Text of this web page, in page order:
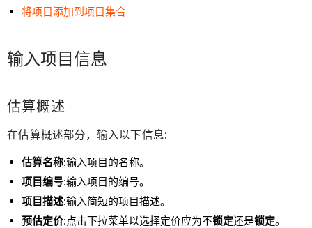
将项目添加到项目集合
输入项目信息
估算概述
在估算概述部分，输入以下信息:
估算名称:输入项目的名称。
项目编号:输入项目的编号。
项目描述:输入简短的项目描述。
预估定价:点击下拉菜单以选择定价应为不锁定还是锁定。